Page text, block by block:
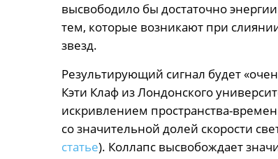
высвободило бы достаточно
тем, которые возникают при
звезд.
Результирующий сигнал будет
Кэти Клаф из Лондонского
искривлением пространства-
со значительной долей скорости
статье). Коллапс высвобождает